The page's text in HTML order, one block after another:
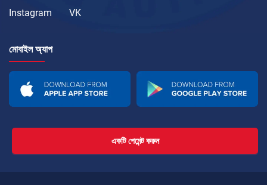
Instagram
VK
মোবাইল অ্যাপ
একটি পেমেন্ট করুন